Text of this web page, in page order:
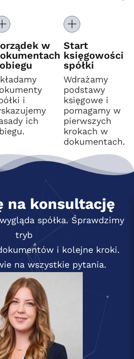
w
i
ich
Start
księgowości
spółki
Wdrażamy
podstawy
księgowe i
pomagamy w
pierwszych
krokach w
dokumentach.
na konsultację
spółka. Sprawdzimy
tryb
i kolejne kroki.
na wszystkie pytania.